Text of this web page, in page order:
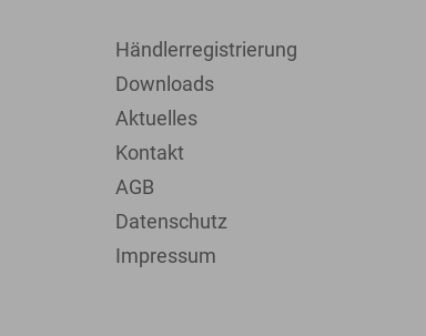
Händlerregistrierung
Downloads
Aktuelles
Kontakt
AGB
Datenschutz
Impressum